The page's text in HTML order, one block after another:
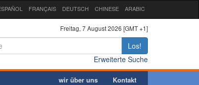
FRANÇAIS DEUTSCH CHINESE ARABIC
Freitag, 7 August 2026 [GMT +1]
Los!
Erweiterte Suche
wir über uns Kontakt